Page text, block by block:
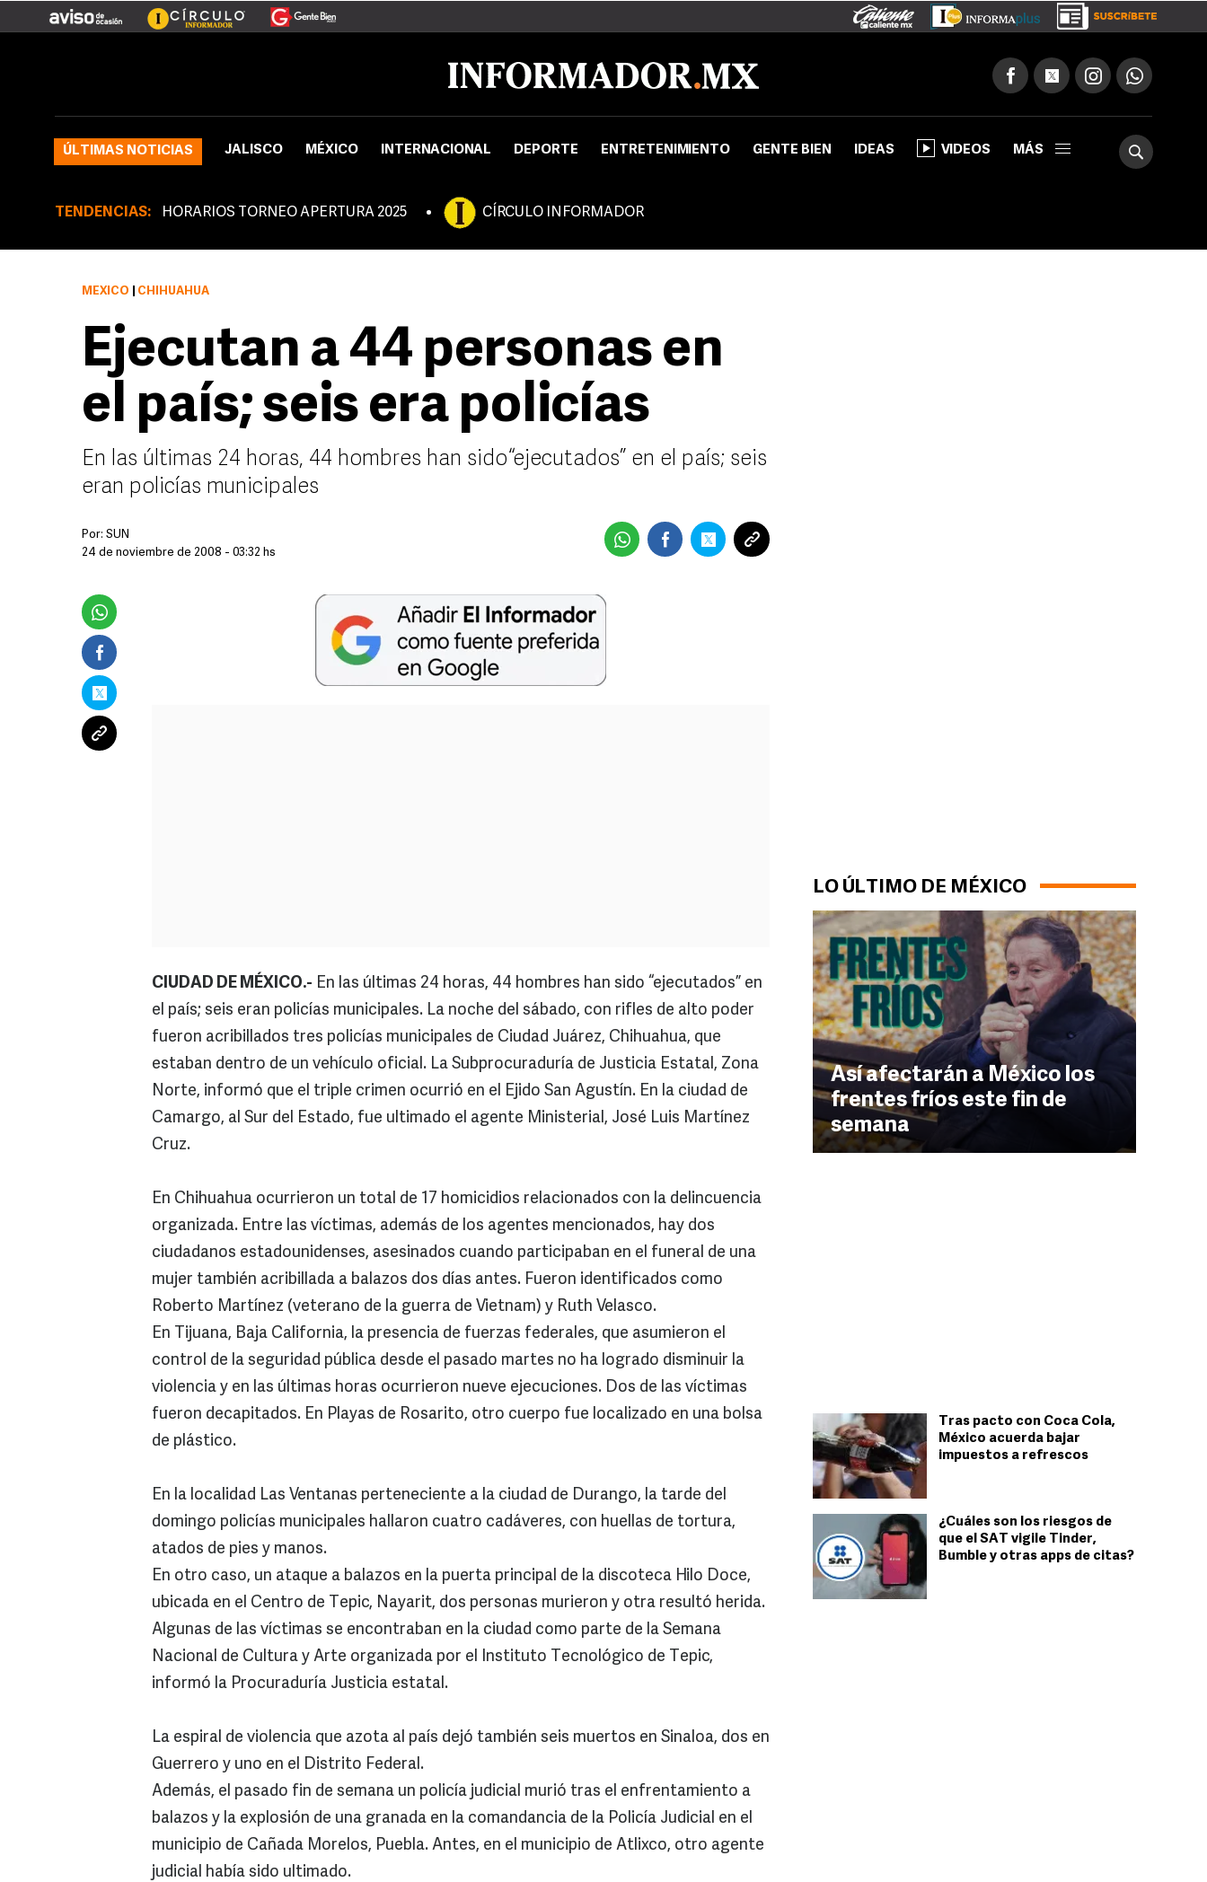
ÚLTIMAS NOTICIAS JALISCO MÉXICO INTERNACIONAL DEPORTE ENTRETENIMIENTO GENTE BIEN IDEAS VIDEOS MÁS
TENDENCIAS: HORARIOS TORNEO APERTURA 2025 CÍRCULO INFORMADOR
LO ÚLTIMO DE MÉXICO
Así afectarán a México los
frentes fríos este fin de
semana
Tras pacto con Coca Cola,
México acuerda bajar
impuestos a refrescos
¿Cuáles son los riesgos de
que el SAT vigile Tinder,
Bumble y otras apps de citas?
MÉXICO CHIHUAHUA
Ejecutan a 44 personas en
el país; seis era policías
En las últimas 24 horas, 44 hombres han sido “ejecutados” en el país; seis
eran policías municipales
Por: SUN
24 de noviembre de 2008 - 03:32 hs
CIUDAD DE MÉXICO.- En las últimas 24 horas, 44 hombres han sido “ejecutados” en
el país; seis eran policías municipales. La noche del sábado, con rifles de alto poder
fueron acribillados tres policías municipales de Ciudad Juárez, Chihuahua, que
estaban dentro de un vehículo oficial. La Subprocuraduría de Justicia Estatal, Zona
Norte, informó que el triple crimen ocurrió en el Ejido San Agustín. En la ciudad de
Camargo, al Sur del Estado, fue ultimado el agente Ministerial, José Luis Martínez
Cruz.
En Chihuahua ocurrieron un total de 17 homicidios relacionados con la delincuencia
organizada. Entre las víctimas, además de los agentes mencionados, hay dos
ciudadanos estadounidenses, asesinados cuando participaban en el funeral de una
mujer también acribillada a balazos dos días antes. Fueron identificados como
Roberto Martínez (veterano de la guerra de Vietnam) y Ruth Velasco.
En Tijuana, Baja California, la presencia de fuerzas federales, que asumieron el
control de la seguridad pública desde el pasado martes no ha logrado disminuir la
violencia y en las últimas horas ocurrieron nueve ejecuciones. Dos de las víctimas
fueron decapitados. En Playas de Rosarito, otro cuerpo fue localizado en una bolsa
de plástico.
En la localidad Las Ventanas perteneciente a la ciudad de Durango, la tarde del
domingo policías municipales hallaron cuatro cadáveres, con huellas de tortura,
atados de pies y manos.
En otro caso, un ataque a balazos en la puerta principal de la discoteca Hilo Doce,
ubicada en el Centro de Tepic, Nayarit, dos personas murieron y otra resultó herida.
Algunas de las víctimas se encontraban en la ciudad como parte de la Semana
Nacional de Cultura y Arte organizada por el Instituto Tecnológico de Tepic,
informó la Procuraduría Justicia estatal.
La espiral de violencia que azota al país dejó también seis muertos en Sinaloa, dos en
Guerrero y uno en el Distrito Federal.
Además, el pasado fin de semana un policía judicial murió tras el enfrentamiento a
balazos y la explosión de una granada en la comandancia de la Policía Judicial en el
municipio de Cañada Morelos, Puebla. Antes, en el municipio de Atlixco, otro agente
judicial había sido ultimado.